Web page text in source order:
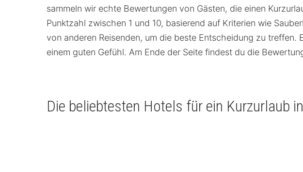
sammeln wir echte Bewertungen von Gästen, die einen
Punktzahl zwischen 1 und 10, basierend auf Kriterien wie
von anderen Reisenden, um die beste Entscheidung zu
einem guten Gefühl. Am Ende der Seite findest du die
Die beliebtesten Hotels für ein Kurzurlaub